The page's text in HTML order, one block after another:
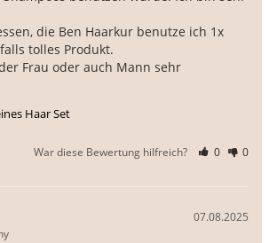
die Ben Haarkur benutze ich 1x
tolles Produkt.
Frau oder auch Mann sehr
Haar Set
War diese Bewertung hilfreich? 0 0
07.08.2025